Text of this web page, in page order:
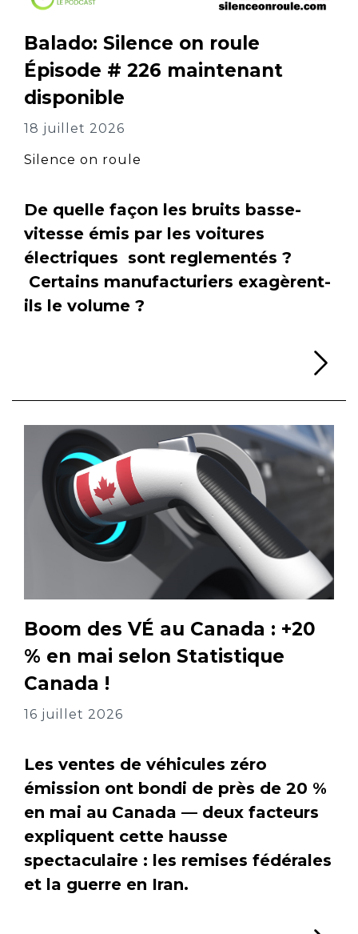
Balado: Silence on roule
Épisode # 226 maintenant
disponible
18 juillet 2026
Silence on roule
De quelle façon les bruits basse-
vitesse émis par les voitures
électriques sont reglementés ?
Certains manufacturiers exagèrent-
ils le volume ?
Boom des VÉ au Canada : +20
% en mai selon Statistique
Canada !
16 juillet 2026
Les ventes de véhicules zéro
émission ont bondi de près de 20 %
en mai au Canada — deux facteurs
expliquent cette hausse
spectaculaire : les remises fédérales
et la guerre en Iran.